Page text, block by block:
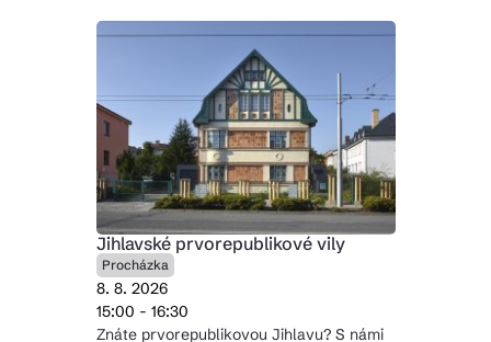
Jihlavské prvorepublikové vily
Procházka
8. 8. 2026
15:00 - 16:30
Znáte prvorepublikovou Jihlavu? S námi